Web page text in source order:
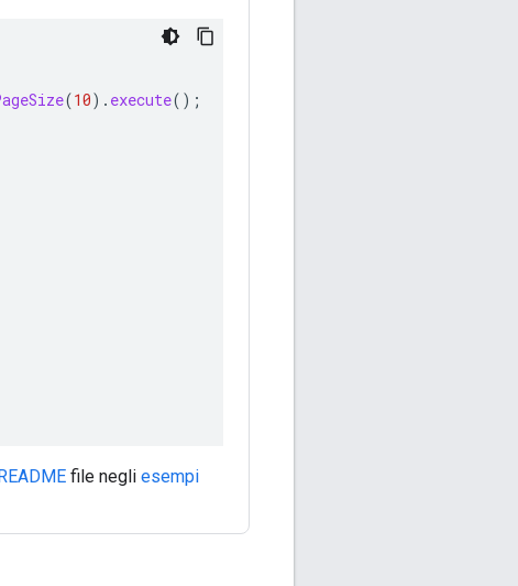
(10). execute();
file negli esempi